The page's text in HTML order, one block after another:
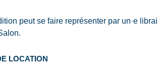
peut se faire représenter par un·e
LOCATION